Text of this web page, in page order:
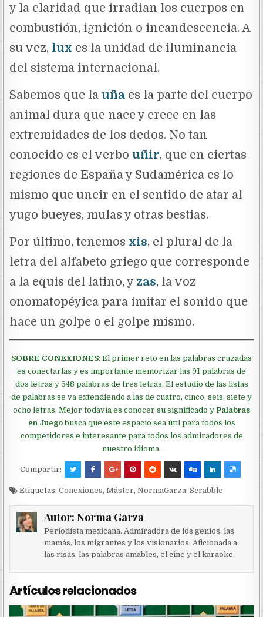
y la claridad que irradian los cuerpos en
combustión, ignición o incandescencia. A
su vez, lux es la unidad de iluminancia
del sistema internacional.
Sabemos que lauña es la parte del cuerpo
animal dura que nace y crece en las
extremidades de los dedos. No tan
conocido es el verbouñir, que en ciertas
regiones de España y Sudamérica es lo
mismo que uncir en el sentido de atar al
yugo bueyes, mulas y otras bestias.
Por último, tenemos xis, el plural de la
letra del alfabeto griego que corresponde
a la equis del latino, y zas, la voz
onomatopéyica para imitar el sonido que
hace un golpe o el golpe mismo.
SOBRE CONEXIONES: El primer reto en las palabras cruzadas
es conectarlas y es importante memorizar las 91 palabras de
dos letras y 548 palabras de tres letras. El estudio de las listas
de palabras se va extendiendo a las de cuatro, cinco, seis, siete y
ocho letras. Mejor todavía es conocer su significado y Palabras
en Juegobusca que este espacio sea útil para todos los
competidores e interesante para todos los admiradores de
nuestro idioma.
Compartir:
Etiquetas:Conexiones,Máster,NormaGarza,Scrabble
Autor: Norma Garza
Periodista mexicana. Admiradora de los genios, las
mamás, los migrantes y los visionarios. Aficionada a
las risas, las palabras amables, el cine y el karaoke.
Artículos relacionados